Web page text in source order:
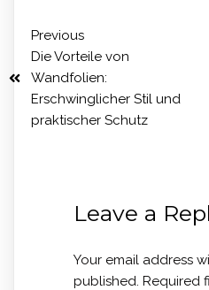
Previous
Die Vorteile von
Wandfolien:
Erschwinglicher Stil und
praktischer Schutz
Leave a
Your email address
published. Required